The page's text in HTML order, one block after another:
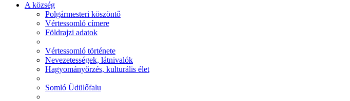
A község
Polgármesteri köszöntő
Vértessomló címere
Földrajzi adatok
Vértessomló története
Nevezetességek, látnivalók
Hagyományőrzés, kulturális élet
Somló Üdülőfalu